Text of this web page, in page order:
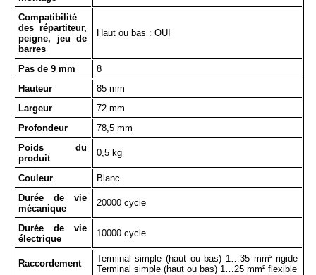
Compatibilité
des répartiteur,
peigne, jeu de
barres
Haut ou bas : OUI
Pas de 9 mm
8
Hauteur
85 mm
Largeur
72 mm
Profondeur
78,5 mm
Poids du
produit
0,5 kg
Couleur
Blanc
Durée de vie
mécanique
20000 cycle
Durée de vie
électrique
10000 cycle
Raccordement
Terminal simple (haut ou bas) 1…35 mm² rigide
Terminal simple (haut ou bas) 1…25 mm² flexible